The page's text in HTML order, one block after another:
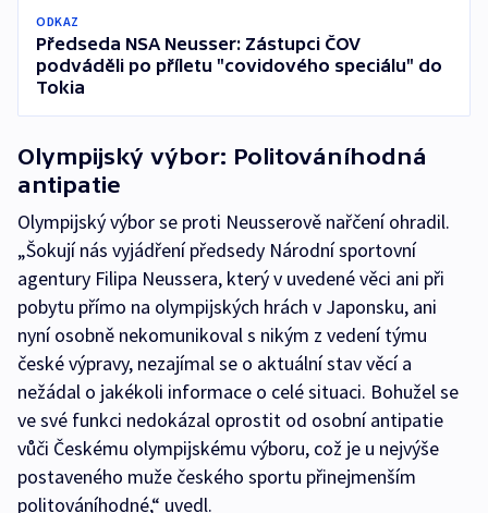
ODKAZ
Předseda NSA Neusser: Zástupci ČOV
podváděli po příletu "covidového speciálu" do
Tokia
Olympijský výbor: Politováníhodná
antipatie
Olympijský výbor se proti Neusserově nařčení ohradil.
„Šokují nás vyjádření předsedy Národní sportovní
agentury Filipa Neussera, který v uvedené věci ani při
pobytu přímo na olympijských hrách v Japonsku, ani
nyní osobně nekomunikoval s nikým z vedení týmu
české výpravy, nezajímal se o aktuální stav věcí a
nežádal o jakékoli informace o celé situaci. Bohužel se
ve své funkci nedokázal oprostit od osobní antipatie
vůči Českému olympijskému výboru, což je u nejvýše
postaveného muže českého sportu přinejmenším
politováníhodné,“ uvedl.